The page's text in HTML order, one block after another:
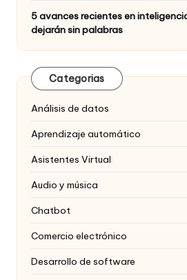
5 avances recientes en
dejarán sin palabras
Categorias
Análisis de datos
Aprendizaje automático
Asistentes Virtual
Audio y música
Chatbot
Comercio electrónico
Desarrollo de software